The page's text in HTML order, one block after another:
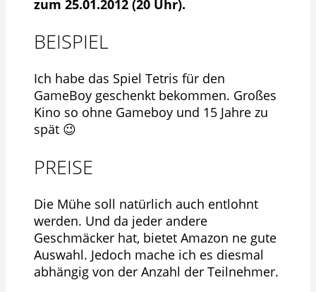
zum 25.01.2012 (20 Uhr).
BEISPIEL
Ich habe das Spiel Tetris für den
GameBoy geschenkt bekommen. Großes
Kino so ohne Gameboy und 15 Jahre zu
spät 😉
PREISE
Die Mühe soll natürlich auch entlohnt
werden. Und da jeder andere
Geschmäcker hat, bietet Amazon ne gute
Auswahl. Jedoch mache ich es diesmal
abhängig von der Anzahl der Teilnehmer.